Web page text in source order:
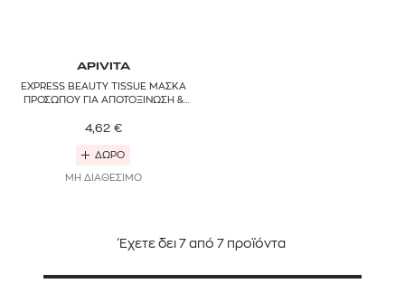
APIVITA
EXPRESS BEAUTY TISSUE ΜΑΣΚΑ
ΠΡΟΣΩΠΟΥ ΓΙΑ ΑΠΟΤΟΞΙΝΩΣΗ &
4,62 €
ΔΩΡΟ
ΜΗ ΔΙΑΘΕΣΙΜΟ
Έχετε δει 7 από 7 προϊόντα